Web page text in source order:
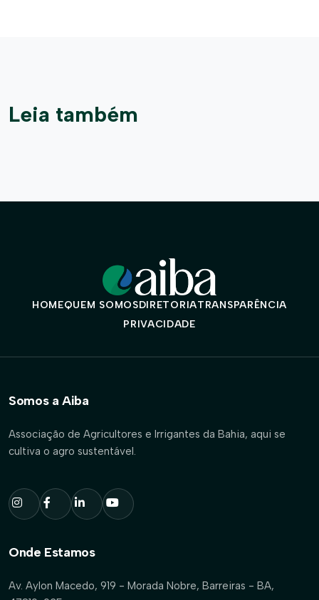
Leia também
HOMEQUEM SOMOSDIRETORIATRANSPARÊNCIA
PRIVACIDADE
Somos a Aiba
Associação de Agricultores e Irrigantes da Bahia, aqui se
cultiva o agro sustentável.
Onde Estamos
Av. Aylon Macedo, 919 - Morada Nobre, Barreiras - BA,